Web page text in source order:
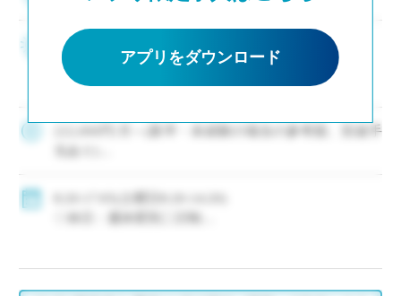
アプリをダウンロード
大阪屈指の大規模校 ・若手(新卒はじめ未経験者
も)の採用に積極的な私立中高一貫校です ・次年
度以降の専任教諭登用へのチャンス有〇 ・毎年イ
海・メトロと複数路線からアクセス […]
222,000円/月～(新卒・未経験の場合の参考額、別途手
◇賞与：有(年5.0ヶ月分)
◇保険：私学共済、雇用保険、労災保険